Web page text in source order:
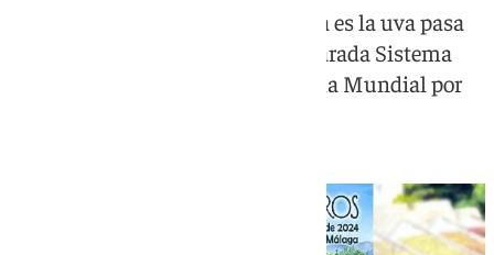
La gran protagonista de esta fiesta es la uva pasa
moscatel, que en el 2018, fue declarada Sistema
Importante de Patrimonio Agrícola Mundial por